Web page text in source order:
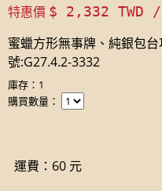
特惠價 $ 2,332 TWD
蜜蠟方形無事牌、純銀包
號:G27.4.2-3332
庫存：1
購買數量：
運費：60 元